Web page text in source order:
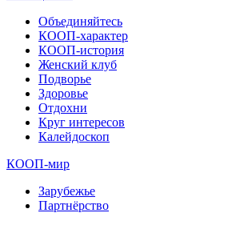
Объединяйтесь
КООП-характер
КООП-история
Женский клуб
Подворье
Здоровье
Отдохни
Круг интересов
Калейдоскоп
КООП-мир
Зарубежье
Партнёрство